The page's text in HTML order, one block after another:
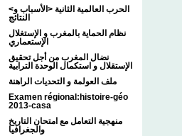
<الحرب العالمية الثانية <الأسباب و
النتائج
نظام الحماية بالمغرب و الإستغلال
الإستعماري
نضال المغرب من أجل تحقيق
الإستقلال و استكمال الوحدة الترابية
ملف العولمة و التحديات الراهنة
Examen régional:histoire-géo
2013-casa
منهجية التعامل مع امتحان التاريخ
والجغرافيا